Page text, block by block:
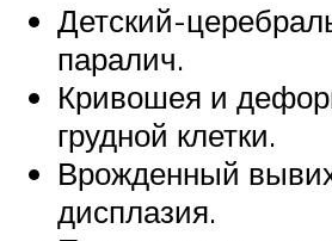
Детский-
паралич.
Кривошея и
грудной клетки.
Врожденный
дисплазия.